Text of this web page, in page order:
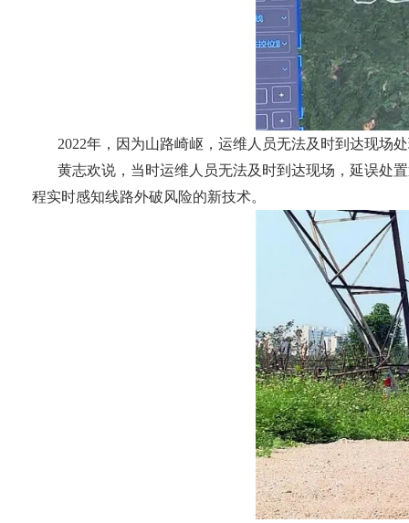
2022年，因为山路崎岖，运维人员无法及时到达现场
黄志欢说，当时运维人员无法及时到达现场，延误处
程实时感知线路外破风险的新技术。